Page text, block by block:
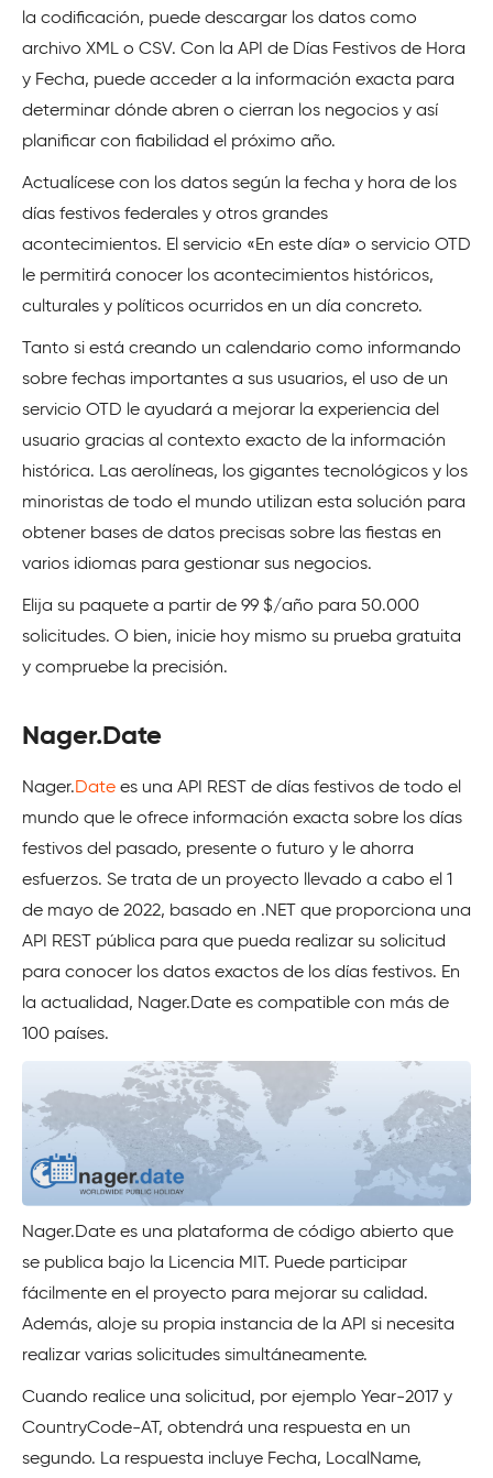
la codificación, puede descargar los datos como
archivo XML o CSV. Con la API de Días Festivos de Hora
y Fecha, puede acceder a la información exacta para
determinar dónde abren o cierran los negocios y así
planificar con fiabilidad el próximo año.
Actualícese con los datos según la fecha y hora de los
días festivos federales y otros grandes
acontecimientos. El servicio «En este día» o servicio OTD
le permitirá conocer los acontecimientos históricos,
culturales y políticos ocurridos en un día concreto.
Tanto si está creando un calendario como informando
sobre fechas importantes a sus usuarios, el uso de un
servicio OTD le ayudará a mejorar la experiencia del
usuario gracias al contexto exacto de la información
histórica. Las aerolíneas, los gigantes tecnológicos y los
minoristas de todo el mundo utilizan esta solución para
obtener bases de datos precisas sobre las fiestas en
varios idiomas para gestionar sus negocios.
Elija su paquete a partir de 99 $/año para 50.000
solicitudes. O bien, inicie hoy mismo su prueba gratuita
y compruebe la precisión.
Nager.Date
Nager.Date es una API REST de días festivos de todo el
mundo que le ofrece información exacta sobre los días
festivos del pasado, presente o futuro y le ahorra
esfuerzos. Se trata de un proyecto llevado a cabo el 1
de mayo de 2022, basado en .NET que proporciona una
API REST pública para que pueda realizar su solicitud
para conocer los datos exactos de los días festivos. En
la actualidad, Nager.Date es compatible con más de
100 países.
Nager.Date es una plataforma de código abierto que
se publica bajo la Licencia MIT. Puede participar
fácilmente en el proyecto para mejorar su calidad.
Además, aloje su propia instancia de la API si necesita
realizar varias solicitudes simultáneamente.
Cuando realice una solicitud, por ejemplo Year-2017 y
CountryCode-AT, obtendrá una respuesta en un
segundo. La respuesta incluye Fecha, LocalName,